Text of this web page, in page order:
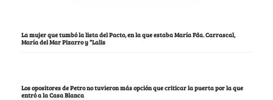
La mujer que tumbó la lista del Pacto, en la que estaba María Fda. Carrascal,
María del Mar Pizarro y “Lalis
Los opositores de Petro no tuvieron más opción que criticar la puerta por la que
entró a la Casa Blanca